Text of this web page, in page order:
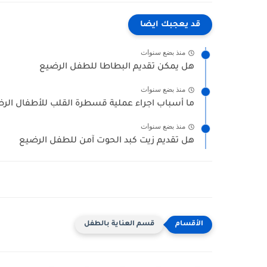
قد يعجبك ايضا
منذ بضع سنوات
هل يمكن تقديم البطاطا للطفل الرضيع
منذ بضع سنوات
ما أسباب اجراء عملية قسطرة القلب للأطفال
منذ بضع سنوات
هل تقديم زيت كبد الحوت آمن للطفل الرضيع
قسم العناية بالطفل